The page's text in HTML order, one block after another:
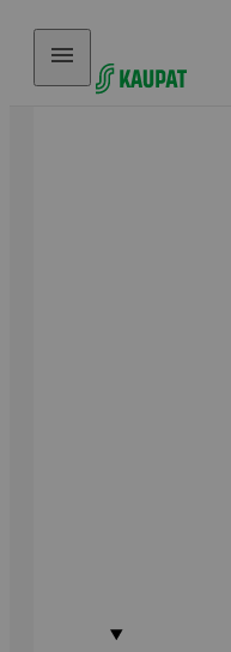
Hyppää sisältöön